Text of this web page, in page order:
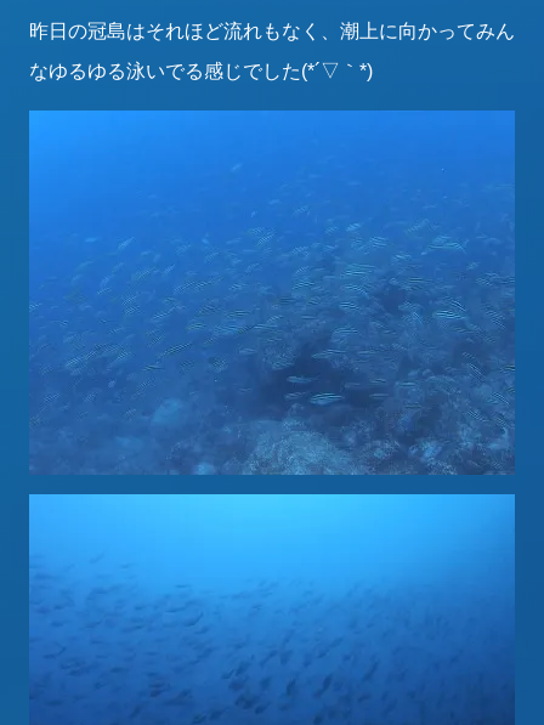
昨日の冠島はそれほど流れもなく、潮上に向かってみん
なゆるゆる泳いでる感じでした(*´▽｀*)